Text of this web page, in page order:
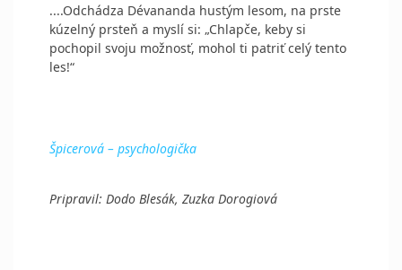
....Odchádza Dévananda hustým lesom, na prste
kúzelný prsteň a myslí si: „Chlapče, keby si
pochopil svoju možnosť, mohol ti patriť celý tento
les!“
Špicerová – psychologička
Pripravil: Dodo Blesák, Zuzka Dorogiová